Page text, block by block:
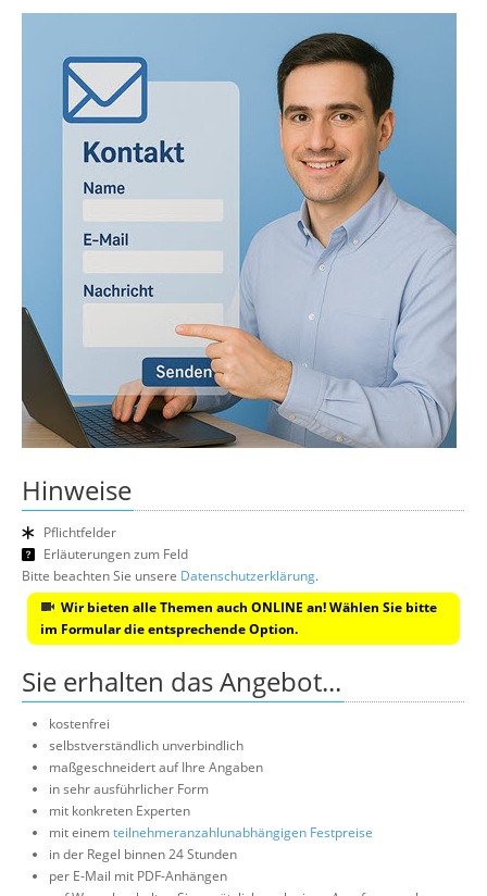
Hinweise
Pflichtfelder
Erläuterungen zum Feld
Bitte beachten Sie unsere Datenschutzerklärung.
Wir bieten alle Themen auch ONLINE an! Wählen Sie bitte
im Formular die entsprechende Option.
Sie erhalten das Angebot...
kostenfrei
selbstverständlich unverbindlich
maßgeschneidert auf Ihre Angaben
in sehr ausführlicher Form
mit konkreten Experten
mit einemteilnehmeranzahlunabhängigen Festpreise
in der Regel binnen 24 Stunden
per E-Mail mit PDF-Anhängen